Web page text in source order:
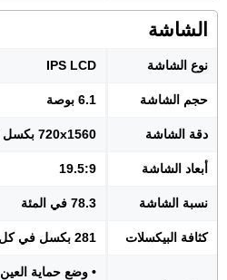
الشاشة
نوع الشاشة IPS LCD
حجم الشاشة 6.1 بوصة
دقة الشاشة 720x1560 بكسل (+HD)
أبعاد الشاشة 19.5:9
نسبة الشاشة 78.3 في المئة
كثافة البيكسلات 281 بكسل في كل إنش
• وضع حماية العين